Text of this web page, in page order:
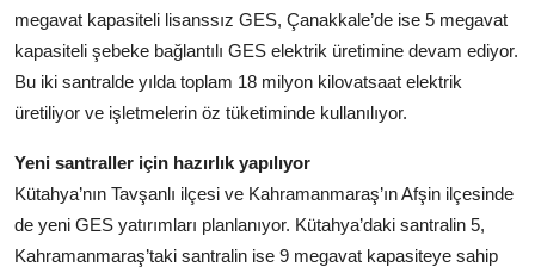
megavat kapasiteli lisanssız GES, Çanakkale’de ise 5 megavat
kapasiteli şebeke bağlantılı GES elektrik üretimine devam ediyor.
Bu iki santralde yılda toplam 18 milyon kilovatsaat elektrik
üretiliyor ve işletmelerin öz tüketiminde kullanılıyor.
Yeni santraller için hazırlık yapılıyor
Kütahya’nın Tavşanlı ilçesi ve Kahramanmaraş’ın Afşin ilçesinde
de yeni GES yatırımları planlanıyor. Kütahya’daki santralin 5,
Kahramanmaraş’taki santralin ise 9 megavat kapasiteye sahip